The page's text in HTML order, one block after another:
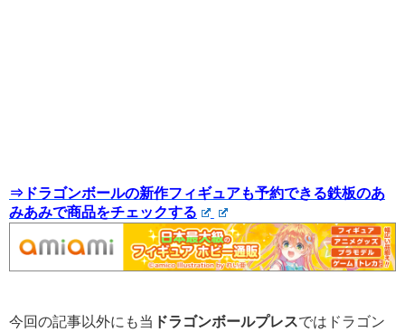
⇒ドラゴンボールの新作フィギュアも予約できる鉄板のあ
みあみで商品をチェックする
今回の記事以外にも当 ドラゴンボールプレスではドラゴン